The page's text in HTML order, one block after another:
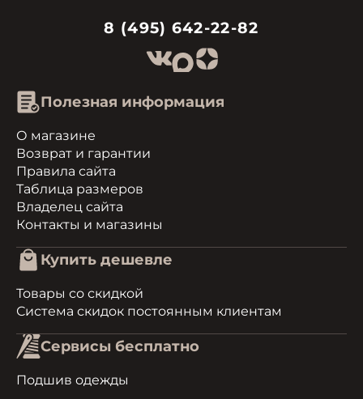
8 (495) 642-22-82
Полезная информация
О магазине
Возврат и гарантии
Правила сайта
Таблица размеров
Владелец сайта
Контакты и магазины
Купить дешевле
Товары со скидкой
Система скидок постоянным клиентам
Сервисы бесплатно
Подшив одежды